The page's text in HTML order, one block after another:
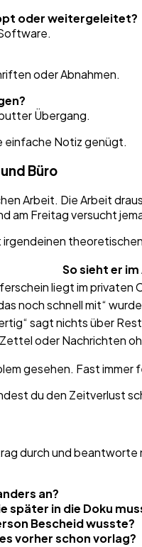
oder weitergeleitet?
oder Abnahmen.
Übergang.
einfache Notiz genügt.
Büro
Arbeit. Die Arbeit
am Freitag versucht
So sieht er
liegt im privaten
noch schnell mit“
sagt nichts über
oder Nachrichten
gesehen. Fast
du den Zeitverlust
durch und beantworte
an?
später in die Doku
Bescheid wusste?
vorher schon vorlag?